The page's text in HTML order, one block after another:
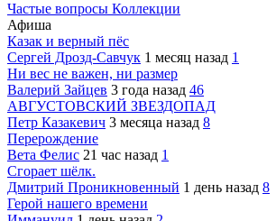
Частые вопросы Коллекции
Афиша
Казак и верный пёс
Сергей Дрозд-Савчук 1 месяц назад 1
Ни вес не важен, ни размер
Валерий Зайцев 3 года назад 46
АВГУСТОВСКИЙ ЗВЕЗДОПАД
Петр Казакевич 3 месяца назад 8
Перерождение
Вета Фелис 21 час назад 1
Сгорает шёлк.
Дмитрий Проникновенный 1 день назад 8
Герой нашего времени